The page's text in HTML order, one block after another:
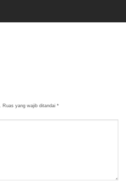
Ruas yang wajib ditandai *